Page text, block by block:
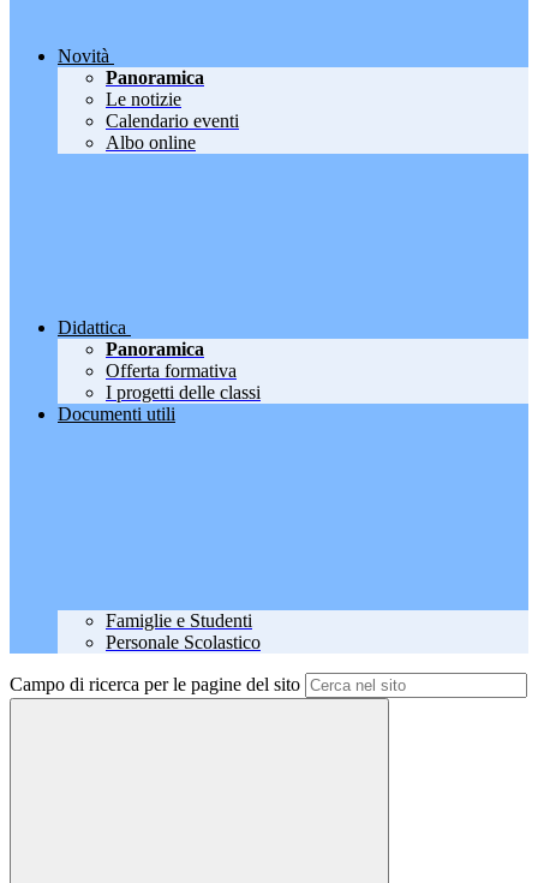
Novità
Panoramica
Le notizie
Calendario eventi
Albo online
Didattica
Panoramica
Offerta formativa
I progetti delle classi
Documenti utili
Famiglie e Studenti
Personale Scolastico
Campo di ricerca per le pagine del sito